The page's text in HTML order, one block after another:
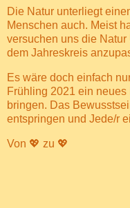
Die Natur unterliegt
Menschen auch. Meist
versuchen uns die
dem Jahreskreis
Es wäre doch einfach
Frühling 2021 ein
bringen. Das
entspringen und Jede/r
Von 💖 zu 💖